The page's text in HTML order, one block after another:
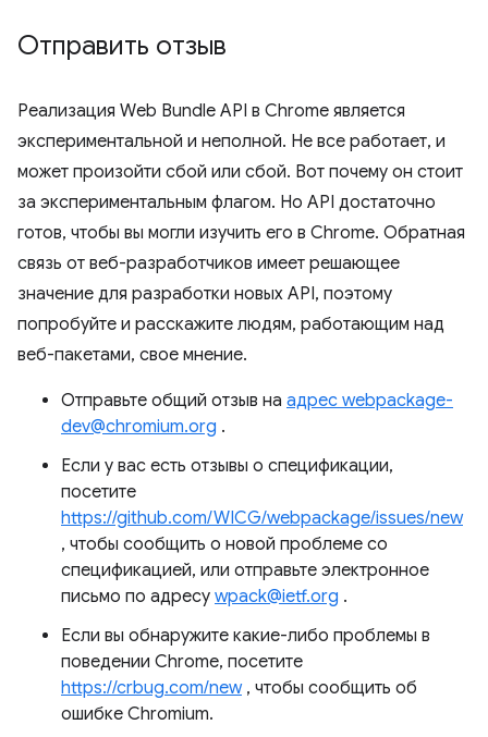
Отправить отзыв
Реализация Web Bundle API в Chrome является
экспериментальной и неполной. Не все работает, и
может произойти сбой или сбой. Вот почему он стоит
за экспериментальным флагом. Но API достаточно
готов, чтобы вы могли изучить его в Chrome. Обратная
связь от веб-разработчиков имеет решающее
значение для разработки новых API, поэтому
попробуйте и расскажите людям, работающим над
веб-пакетами, свое мнение.
Отправьте общий отзыв на адрес webpackage-
dev@chromium.org .
Если у вас есть отзывы о спецификации,
посетите
https://github.com/WICG/webpackage/issues/new
, чтобы сообщить о новой проблеме со
спецификацией, или отправьте электронное
письмо по адресу wpack@ietf.org .
Если вы обнаружите какие-либо проблемы в
поведении Chrome, посетите
https://crbug.com/new, чтобы сообщить об
ошибке Chromium.